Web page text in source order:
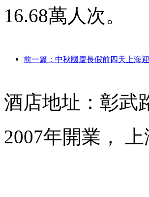
16.68萬人次。
酒店地址：彰武
2007年開業，